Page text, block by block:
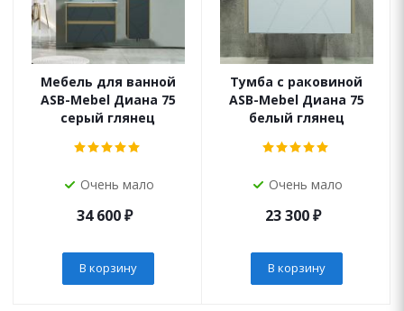
Мебель для ванной
ASB-Mebel Диана 75
серый глянец
Очень мало
34 600₽
В корзину
Тумба с раковиной
ASB-Mebel Диана 75
белый глянец
Очень мало
23 300₽
В корзину